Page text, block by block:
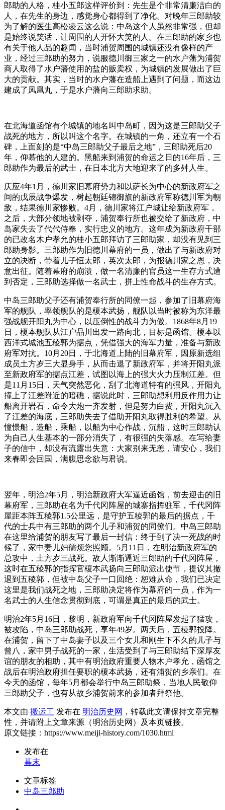
郎助的人格，桂小五郎这样评价到：先生是个非常清廉洁白的
人，在先生的身边，感觉身心都得到了净化。对晚年三郎助较
为了解的医生高松凌云这么说：中岛这个人虽然非常强，但却
是始终说笑话，让周围的人开怀大笑的人。在三郎助的家乡也
有关于他人品的趣闻，当时浦贺周围的城镇还没有像样的产
业，经过三郎助的努力，说服德川御三家之一的水户藩为浦贺
商人取得了水户藩使用的盐的贩卖权，为城镇的发展做出了巨
大的贡献。其实，当时的水户藩在造船上遇到了问题，而这边
建成了凤凰丸，于是水户藩向三郎助求助。
在北海道函馆有个城镇的地名叫中岛町，因为这是三郎助父子
战死的地方，所以叫这个名字。在城镇的一角，还立有一个石
碑，上面刻的是“中岛三郎助父子最后之地”，三郎助死后20
年，仰慕他的人建的。黑船来到浦贺的命运之日的16年后，三
郎助作为最后的武士，在日本北方大地迎来了的多舛人生。
庆应4年1月，德川家旧幕府势力和以萨长为中心的新政府军之
间的戊辰战争爆发，树起朝廷锦御旗的新政府军称德川军为朝
敌，结果德川家惨败。4月，德川家将江户城让给新政府军，
之后，大部分领地被剥夺，浦贺奉行所也被交给了新政府，中
岛家失去了代代侍奉，实行忠义的地方。这年成为新政府干部
的已改名木户孝允的桂小五郎拜访了三郎助家，却没有见到三
郎助身影。三郎助作为旧德川幕府的一员，做出了与新政府对
立的决断，带着儿子恒太郎，英次太郎，为报德川家之恩，决
意出征。随着幕府的崩溃，做一名清廉的官员这一生存方式遭
到否定，三郎助选择做一名武士，拼上性命战斗的生存方式。
中岛三郎助父子还有浦贺奉行所的同僚一起，参加了旧幕府海
军的舰队，率领舰队的是榎本武扬，舰队以当时被称为东洋最
强战舰开阳丸为中心，以压倒性的战斗力为傲。1868年8月19
日，榎本舰队从江户品川出发一路向北，目标是函馆。榎本以
西洋式城池五稜郭为据点，凭借强大的海军力量，准备与新政
府军对抗。10月20日，于北海道上陆的旧幕府军，因原新选组
成员土方岁三大显身手，从而击退了新政府军，并将开阳丸派
至新政府军的据点江差，试图以海上的强大火力压制江差。但
是11月15日，天气突然恶化，刮了北海道特有的强风，开阳丸
撞上了江差附近的暗礁，据说此时，三郎助想利用反作用力让
船离开岩石，命令大炮一齐发射，但是努力白费，开阳丸沉入
了江差的海底，三郎助失去了借助开阳丸取得胜利的希望。从
憧憬船，造船，乘船，以船为中心作战，沉船，这时三郎助认
为自己人生基本的一部分消失了，有很强的失落感。在写给妻
子的信中，却没有流露出失意：大家别来无恙，请安心，我们
来春即会回国，满腹思念欲与君说。
翌年，明治2年5月，明治新政府大军逼近函馆，前去迎击的旧
幕府军，三郎助在名为千代冈阵屋的城寨指挥驻军，千代冈阵
屋距本阵五稜郭1.5公里远，是守护五稜郭的最后的据点，千
代的士兵中有三郎助的两个儿子和浦贺的同僚们。中岛三郎助
在这里给浦贺的朋友写了最后一封信：终于到了决一死战的时
候了，家中妻儿妇孺烦您照顾。5月11日，在明治新政府军的
总攻中，土方岁三战死。敌人渐渐逼近三郎助的千代冈阵屋，
这时在五稜郭的指挥官榎本武扬向三郎助派出使节，提议其撤
退到五稜郭，但被中岛父子一口回绝：恕难从命，我们已决定
这里是我们战死之地，三郎助决定将作为幕府的一员，作为一
名武士的人生信念贯彻到底，可谓是真正的最后的武士。
明治2年5月16日，黎明，新政府军向千代冈阵屋发起了猛攻，
被攻陷，中岛三郎助战死，享年49岁。两天后，五稜郭投降。
在浦贺，留下了中岛妻子以及三个女儿和刚生下不久的儿子与
曾八，家中男子战死的一家，生活受到了与三郎助结下深厚友
谊的朋友的相助，其中有明治政府重要人物木户孝允，函馆之
战后在明治政府担任要职的榎本武扬，还有浦贺的乡亲们。在
今天的函馆，每年5月都会举行中岛三郎助祭，当地人民敬仰
三郎助父子，也有从故乡浦贺前来的参加者拜祭他。
本文由 搬运工 发布在 明治历史网 ，转载此文请保持文章完整
性，并请附上文章来源（明治历史网）及本页链接。
原文链接：https://www.meiji-history.com/1030.html
发布在
幕末
文章标签
中岛三郎助